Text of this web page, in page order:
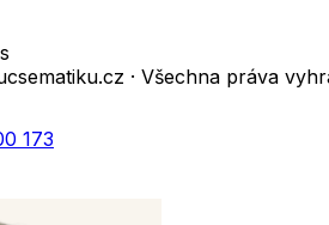
· Všechna práva
173